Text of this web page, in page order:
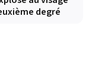
degré